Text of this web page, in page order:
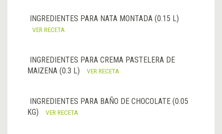
INGREDIENTES PARA NATA MONTADA (0.15 L)
VER RECETA
INGREDIENTES PARA CREMA PASTELERA DE
MAIZENA (0.3 L)
VER RECETA
INGREDIENTES PARA BAÑO DE CHOCOLATE (0.05
KG)
VER RECETA